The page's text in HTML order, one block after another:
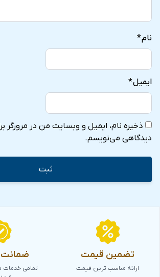
نام*
ایمیل*
ذخیره نام، ایمیل و وبسایت من در مرورگر
دیدگاهی می‌نویسم.
تضمین قیمت
ارائه مناسب ترین قیمت
تمامی خدمات